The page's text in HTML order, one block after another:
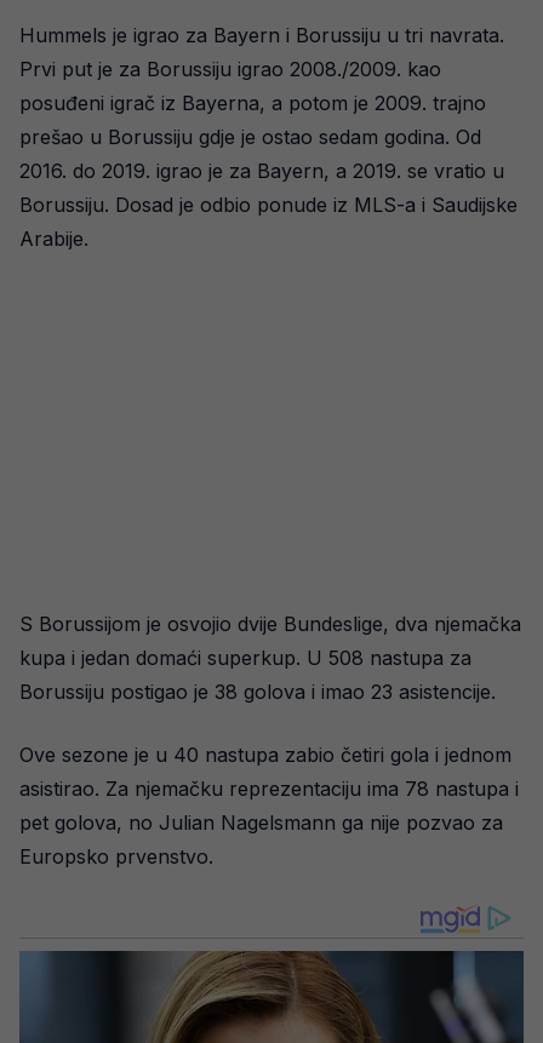
Hummels je igrao za Bayern i Borussiju u tri navrata.
Prvi put je za Borussiju igrao 2008./2009. kao
posuđeni igrač iz Bayerna, a potom je 2009. trajno
prešao u Borussiju gdje je ostao sedam godina. Od
2016. do 2019. igrao je za Bayern, a 2019. se vratio u
Borussiju. Dosad je odbio ponude iz MLS-a i Saudijske
Arabije.
S Borussijom je osvojio dvije Bundeslige, dva njemačka
kupa i jedan domaći superkup. U 508 nastupa za
Borussiju postigao je 38 golova i imao 23 asistencije.
Ove sezone je u 40 nastupa zabio četiri gola i jednom
asistirao. Za njemačku reprezentaciju ima 78 nastupa i
pet golova, no Julian Nagelsmann ga nije pozvao za
Europsko prvenstvo.